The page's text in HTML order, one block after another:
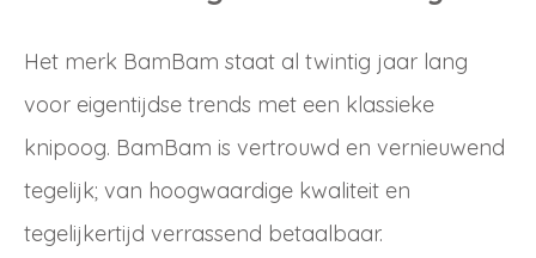
Het merk BamBam staat al twintig jaar lang
voor eigentijdse trends met een klassieke
knipoog. BamBam is vertrouwd en vernieuwend
tegelijk; van hoogwaardige kwaliteit en
tegelijkertijd verrassend betaalbaar.